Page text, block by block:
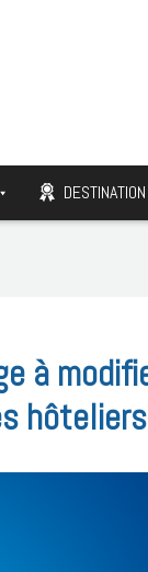
à
hôteliers